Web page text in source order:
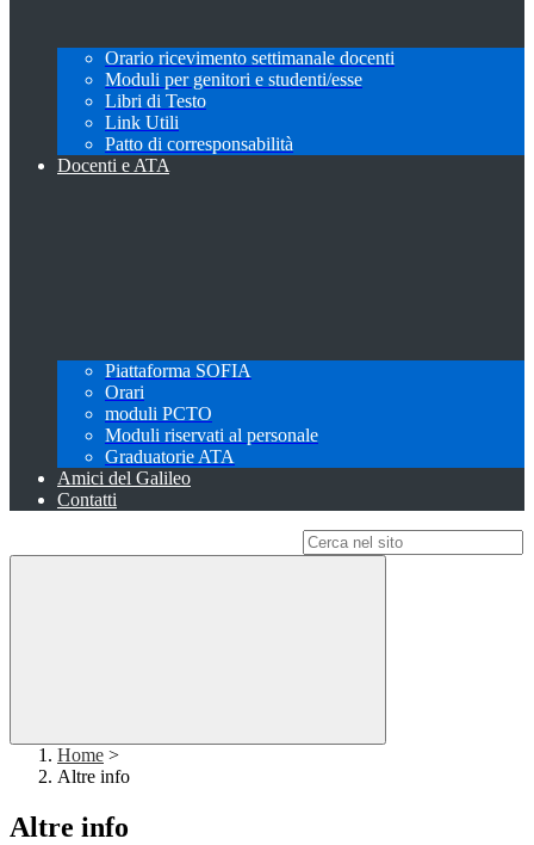
Orario ricevimento settimanale docenti
Moduli per genitori e studenti/esse
Libri di Testo
Link Utili
Patto di corresponsabilità
Docenti e ATA
Piattaforma SOFIA
Orari
moduli PCTO
Moduli riservati al personale
Graduatorie ATA
Amici del Galileo
Contatti
Home >
Altre info
Altre info